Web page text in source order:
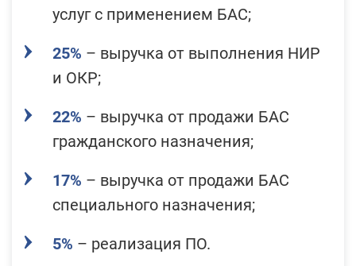
услуг с применением БАС;
25% – выручка от выполнения НИР
и ОКР;
22% – выручка от продажи БАС
гражданского назначения;
17% – выручка от продажи БАС
специального назначения;
5% – реализация ПО.